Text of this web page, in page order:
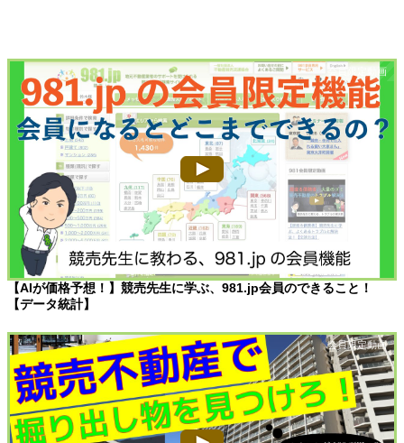
【AIが価格予想！】競売先生に学ぶ、981.jp会員のできること！
【データ統計】